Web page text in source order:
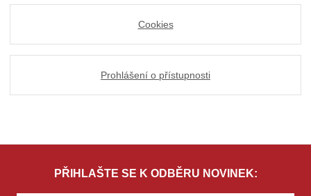
Cookies
Prohlášení o přístupnosti
PŘIHLAŠTE SE K ODBĚRU NOVINEK: